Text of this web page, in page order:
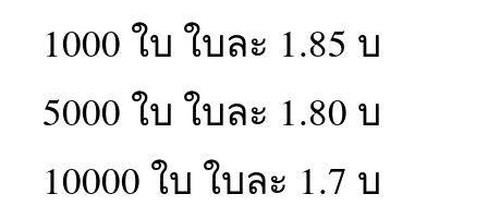
1000 ใบ ใบละ 1.85 บ
5000 ใบ ใบละ 1.80 บ
10000 ใบ ใบละ 1.7 บ